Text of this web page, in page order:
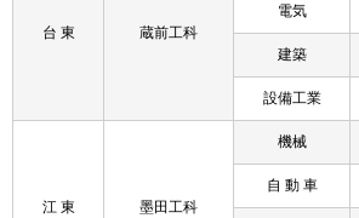
台 東 蔵前工科
電気
建築
設備工業
江 東 墨田工科
機械
自 動 車